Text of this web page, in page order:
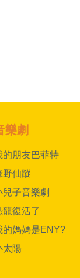
樂劇
的朋友巴菲特
野仙蹤
兒子音樂劇
龍復活了
的媽媽是ENY?
太陽